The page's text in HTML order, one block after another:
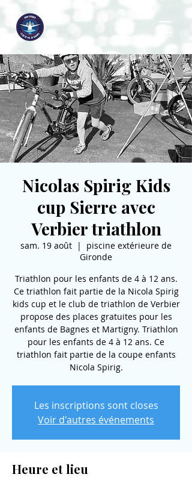
Nicolas Spirig Kids
cup Sierre avec
Verbier triathlon
sam. 19 août
  |
piscine extérieure de
Gironde
Triathlon pour les enfants de 4 à 12 ans.
Ce triathlon fait partie de la Nicola Spirig
kids cup et le club de triathlon de Verbier
propose des places gratuites pour les
enfants de Bagnes et Martigny. Triathlon
pour les enfants de 4 à 12 ans. Ce
triathlon fait partie de la coupe enfants
Nicola Spirig.
Les inscriptions sont closes
Voir d'autres événements
Heure et lieu